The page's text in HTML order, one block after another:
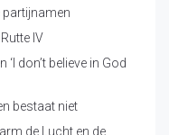
partijnamen
IV
don’t believe in God
bestaat niet
de Lucht en de